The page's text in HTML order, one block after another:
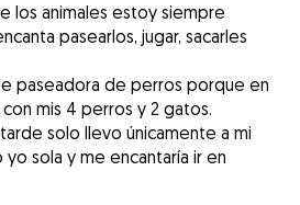
los animales estoy siempre
pasearlos, jugar, sacarles
paseadora de perros porque en
mis 4 perros y 2 gatos.
solo llevo únicamente a mi
sola y me encantaría ir en